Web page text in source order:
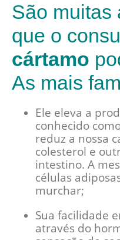
São muitas
que o
cártamo
As mais
Ele eleva a
conhecido
reduz a nossa
colesterol e
intestino. A
células
murchar;
Sua facilidade
através do